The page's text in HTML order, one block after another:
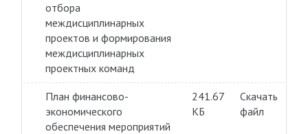
отбора
междисциплинарных
проектов и формирования
междисциплинарных
проектных команд
План финансово-
экономического
обеспечения мероприятий
241.67
КБ
Скачать
файл